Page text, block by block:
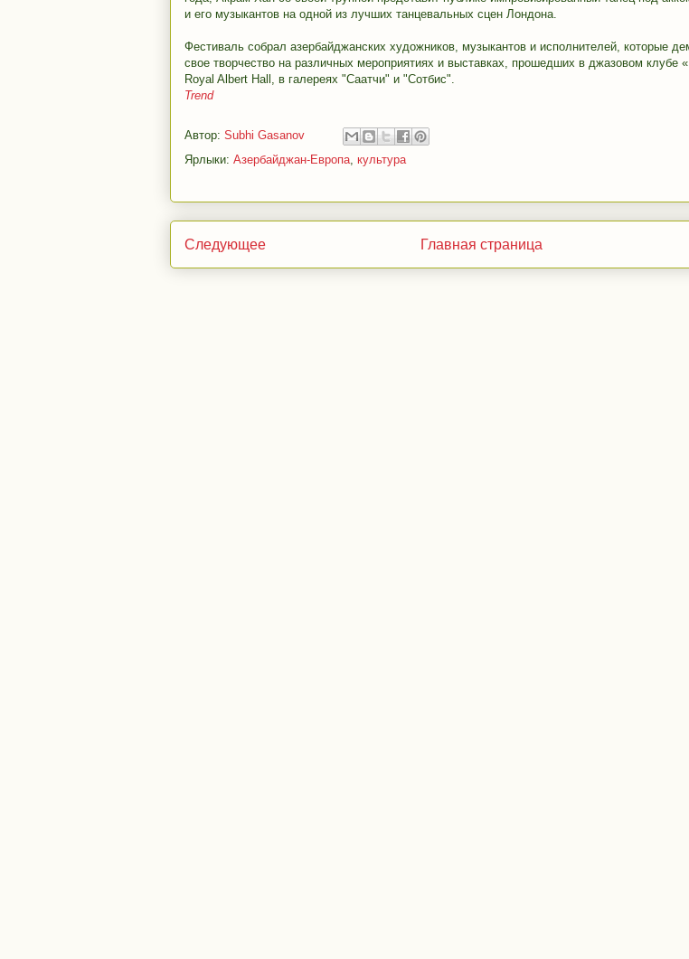
и его музыкантов на одной из лучших танцевальных сцен Лондона.
Фестиваль собрал азербайджанских художников, музыкантов и исполнителей, которые
свое творчество на различных мероприятиях и выставках, прошедших в джазовом клубе
Royal Albert Hall, в галереях "Саатчи" и "Сотбис".
Trend
Автор: Subhi Gasanov
Ярлыки: Азербайджан-Европа, культура
Следующее Главная страница